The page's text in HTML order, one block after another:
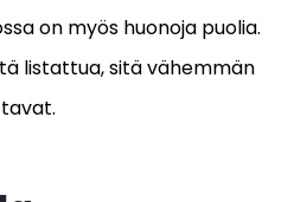
on myös huonoja puolia.
listattua, sitä vähemmän